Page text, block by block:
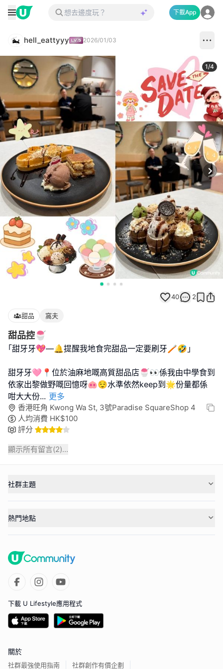
下載App
hell_eattyyy 2026/01/03
1/4
40 2
甜品 窩夫
甜品控🍧
｢甜牙牙💖—🔔提醒我地食完甜品一定要刷牙🪥🤣｣
甜牙牙🩷📍位於油麻地嘅高質甜品店🍧👀係我由中學食到
依家出黎做野嘅回憶呀🐽😌水準依然keep到🌟份量都係
咁大大份... 更多
香港旺角 Kwong Wa St, 3號Paradise SquareShop 4
人均消費 HK$100
評分
顯示所有留言(2)...
社群主題
熱門地點
下載 U Lifestyle應用程式
關於
社群最強使用指南 社群創作有價企劃